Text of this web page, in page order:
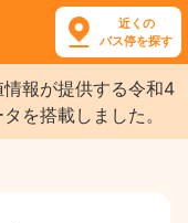
近くの
バス停を探す
報が提供する令和4
を搭載しました。